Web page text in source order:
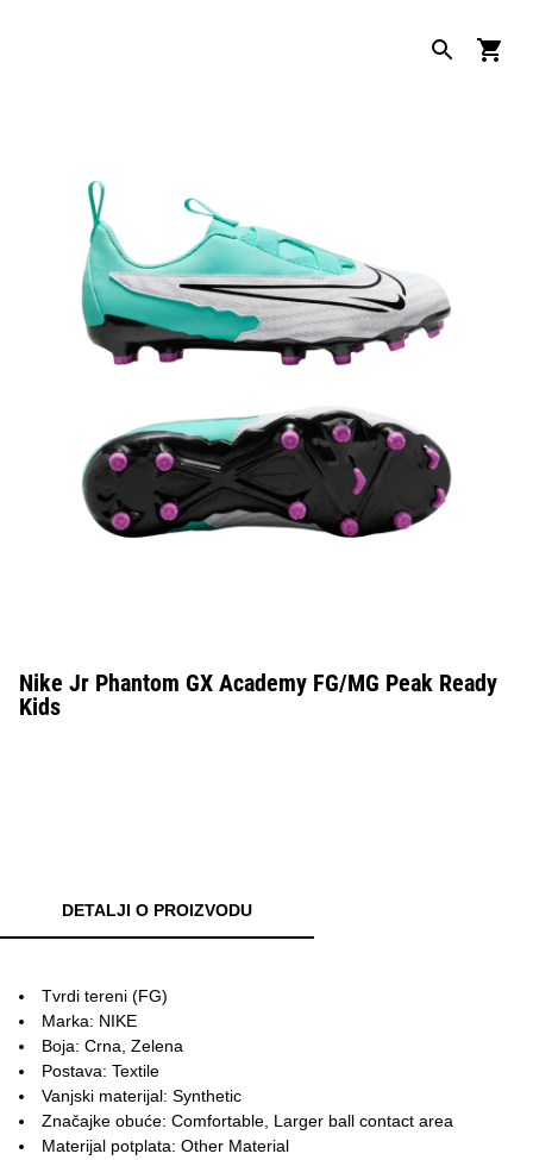
Nike Jr Phantom GX Academy FG/MG Peak Ready
Kids
DETALJI O PROIZVODU
Tvrdi tereni (FG)
Marka: NIKE
Boja: Crna, Zelena
Postava: Textile
Vanjski materijal: Synthetic
Značajke obuće: Comfortable, Larger ball contact area
Materijal potplata: Other Material